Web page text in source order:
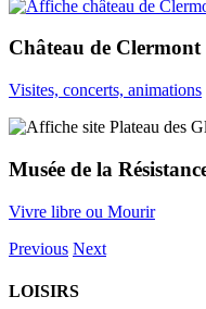
Château de Clermont
Visites, concerts, animations
Musée de la
Vivre libre ou Mourir
Previous Next
LOISIRS